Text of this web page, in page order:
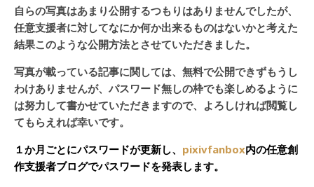
自らの写真はあまり公開するつもりはありませんでしたが、
任意支援者に対してなにか何か出来るものはないかと考えた
結果このような公開方法とさせていただきました。
写真が載っている記事に関しては、無料で公開できずもうし
わけありませんが、パスワード無しの枠でも楽しめるように
は努力して書かせていただきますので、よろしければ閲覧し
てもらえれば幸いです。
１か月ごとにパスワードが更新し、 pixivfanbox内の任意創
作支援者ブログでパスワードを発表します。